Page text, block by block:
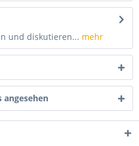
und diskutieren... mehr
angesehen